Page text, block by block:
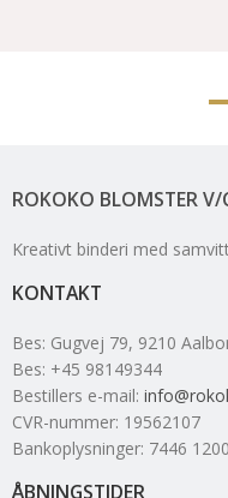
ROKOKO BLOMSTER V/
Kreativt binderi med
KONTAKT
Bes: Gugvej 79, 9210
Bes: +45 98149344
Bestillers e-mail:
CVR-nummer: 19562107
Bankoplysninger: 7446
ÅBNINGSTIDER